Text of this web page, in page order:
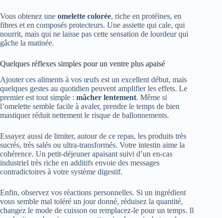
Vous obtenez une omelette colorée, riche en protéines, en
fibres et en composés protecteurs. Une assiette qui cale, qui
nourrit, mais qui ne laisse pas cette sensation de lourdeur qui
gâche la matinée.
Quelques réflexes simples pour un ventre plus apaisé
Ajouter ces aliments à vos œufs est un excellent début, mais
quelques gestes au quotidien peuvent amplifier les effets. Le
premier est tout simple : mâcher lentement. Même si
l’omelette semble facile à avaler, prendre le temps de bien
mastiquer réduit nettement le risque de ballonnements.
Essayez aussi de limiter, autour de ce repas, les produits très
sucrés, très salés ou ultra-transformés. Votre intestin aime la
cohérence. Un petit-déjeuner apaisant suivi d’un en-cas
industriel très riche en additifs envoie des messages
contradictoires à votre système digestif.
Enfin, observez vos réactions personnelles. Si un ingrédient
vous semble mal toléré un jour donné, réduisez la quantité,
changez le mode de cuisson ou remplacez-le pour un temps. Il